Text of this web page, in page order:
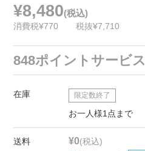
¥8,480(税込)
消費税¥770 税抜¥7,710
848ポイントサービス
在庫 限定数終了
お一人様1点まで
送料 ¥0(税込)